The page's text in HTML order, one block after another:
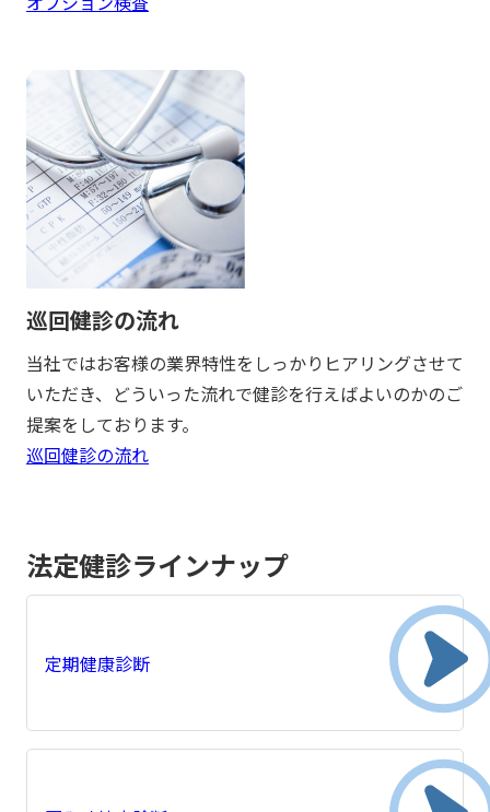
巡回健診の流れ
当社ではお客様の業界特性をしっかりヒアリングさせて
いただき、どういった流れで健診を行えばよいのかのご
提案をしております。
巡回健診の流れ
法定健診ラインナップ
定期健康診断